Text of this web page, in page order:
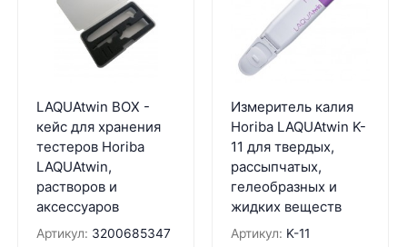
LAQUAtwin BOX -
кейс для хранения
тестеров Horiba
LAQUAtwin,
растворов и
аксессуаров
Артикул: 3200685347
Измеритель калия
Horiba LAQUAtwin K-
11 для твердых,
рассыпчатых,
гелеобразных и
жидких веществ
Артикул: K-11